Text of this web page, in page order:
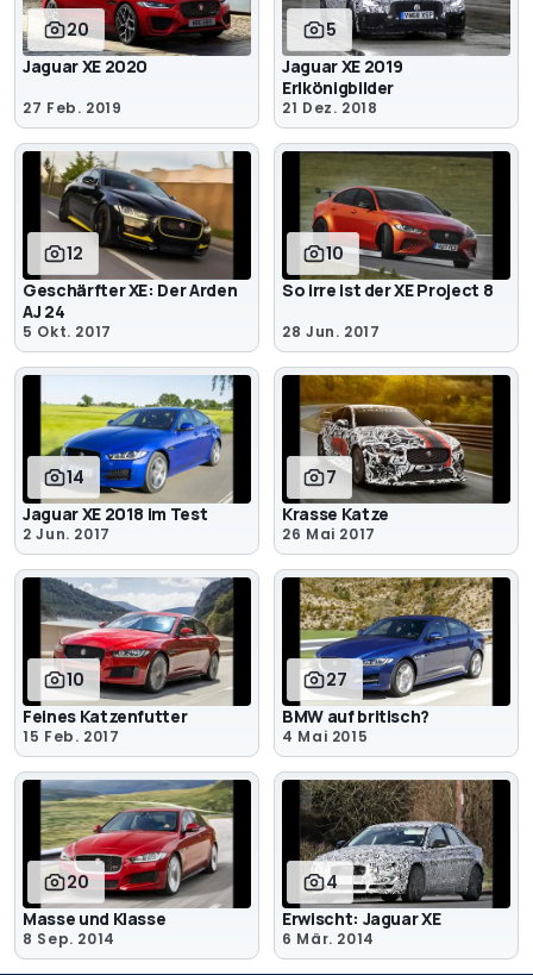
20
Jaguar XE 2020
27 Feb. 2019
5
Jaguar XE 2019
Erlkönigbilder
21 Dez. 2018
12
Geschärfter XE: Der Arden
AJ 24
5 Okt. 2017
10
So irre ist der XE Project 8
28 Jun. 2017
14
Jaguar XE 2018 im Test
2 Jun. 2017
7
Krasse Katze
26 Mai 2017
10
Feines Katzenfutter
15 Feb. 2017
27
BMW auf britisch?
4 Mai 2015
20
Masse und Klasse
8 Sep. 2014
4
Erwischt: Jaguar XE
6 Mär. 2014